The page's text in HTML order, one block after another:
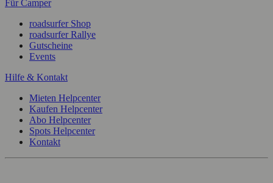
Für Camper
roadsurfer Shop
roadsurfer Rallye
Gutscheine
Events
Hilfe & Kontakt
Mieten Helpcenter
Kaufen Helpcenter
Abo Helpcenter
Spots Helpcenter
Kontakt